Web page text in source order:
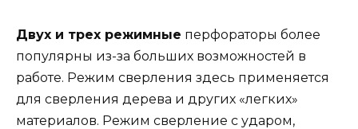
Двух и трех режимные перфораторы более
популярны из-за больших возможностей в
работе. Режим сверления здесь применяется
для сверления дерева и других «легких»
материалов. Режим сверление с ударом,